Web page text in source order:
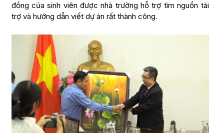
đồng của sinh viên được nhà trường hỗ trợ tìm nguồn tài
trợ và hướng dẫn viết dự án rất thành công.